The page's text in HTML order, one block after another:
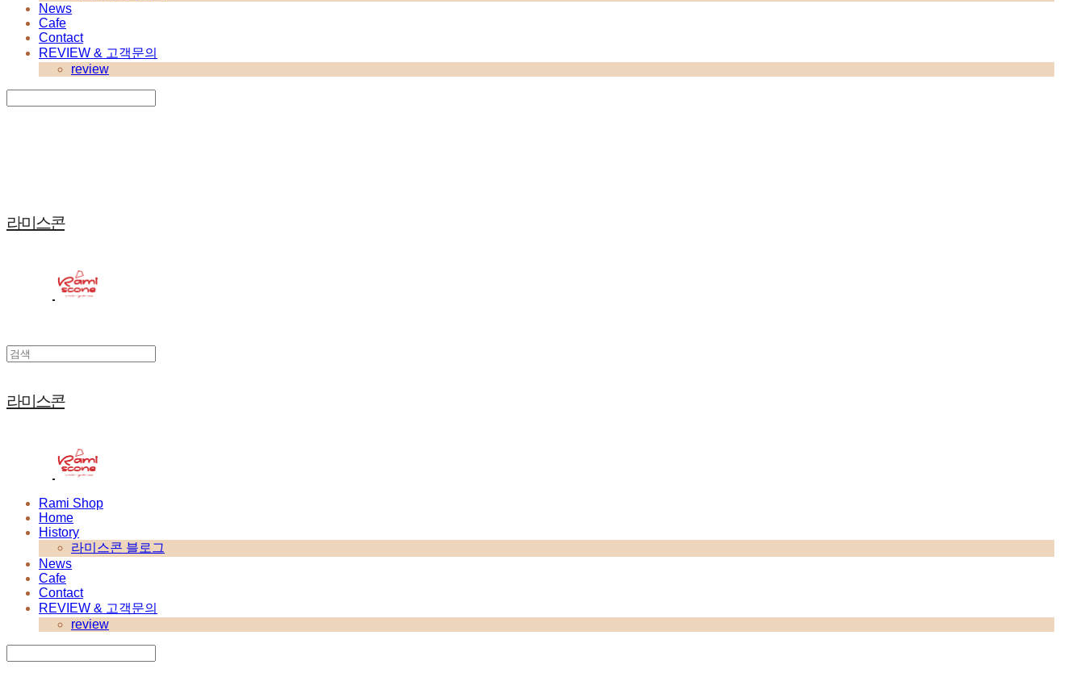
News
Cafe
Contact
REVIEW & 고객문의
review
라미스콘
라미스콘
Rami Shop
Home
History
라미스콘 블로그
News
Cafe
Contact
REVIEW & 고객문의
review